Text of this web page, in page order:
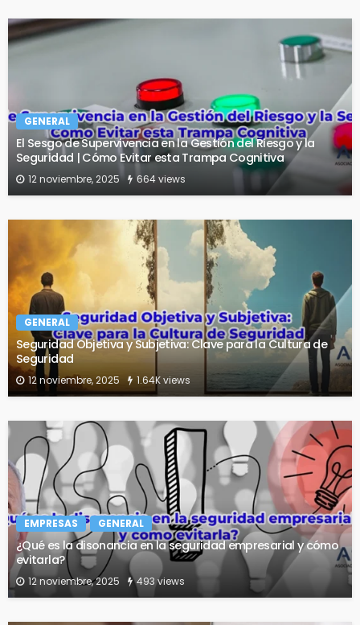
GENERAL
El Sesgo de Supervivencia en la Gestión del Riesgo y la
Seguridad | Cómo Evitar esta Trampa Cognitiva
12 noviembre, 2025 664 views
GENERAL
Seguridad Objetiva y Subjetiva: Clave para la Cultura de
Seguridad
12 noviembre, 2025 1.64K views
EMPRESAS GENERAL
¿Qué es la disonancia en la seguridad empresarial y cómo
evitarla?
12 noviembre, 2025 493 views